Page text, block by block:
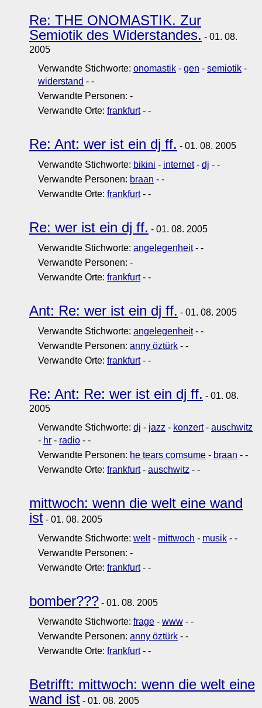
Re: THE ONOMASTIK. Zur
Semiotik des Widerstandes. - 01. 08.
2005
Verwandte Stichworte: onomastik - gen - semiotik -
widerstand - -
Verwandte Personen: -
Verwandte Orte: frankfurt- -
Re: Ant: wer ist ein dj ff. - 01. 08. 2005
Verwandte Stichworte: bikini - internet- dj - -
Verwandte Personen: braan - -
Verwandte Orte: frankfurt- -
Re: wer ist ein dj ff. - 01. 08. 2005
Verwandte Stichworte: angelegenheit- -
Verwandte Personen: -
Verwandte Orte: frankfurt- -
Ant: Re: wer ist ein dj ff. - 01. 08. 2005
Verwandte Stichworte: angelegenheit- -
Verwandte Personen: anny öztürk - -
Verwandte Orte: frankfurt- -
Re: Ant: Re: wer ist ein dj ff. - 01. 08.
2005
Verwandte Stichworte: dj - jazz - konzert- auschwitz
- hr - radio - -
Verwandte Personen: he tears comsume - braan - -
Verwandte Orte: frankfurt- auschwitz - -
mittwoch: wenn die welt eine wand
ist - 01. 08. 2005
Verwandte Stichworte: welt- mittwoch - musik - -
Verwandte Personen: -
Verwandte Orte: frankfurt- -
bomber??? - 01. 08. 2005
Verwandte Stichworte: frage - www - -
Verwandte Personen: anny öztürk - -
Verwandte Orte: frankfurt- -
Betrifft: mittwoch: wenn die welt eine
wand ist - 01. 08. 2005